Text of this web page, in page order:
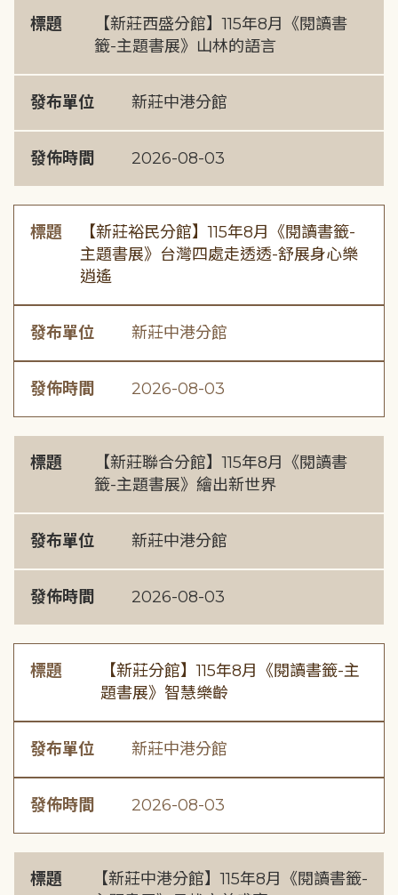
標題
【新莊西盛分館】115年8月《閱讀書
籤-主題書展》山林的語言
發布單位 新莊中港分館
發佈時間 2026-08-03
標題
【新莊裕民分館】115年8月《閱讀書籤-
主題書展》台灣四處走透透-舒展身心樂
逍遙
發布單位 新莊中港分館
發佈時間 2026-08-03
標題
【新莊聯合分館】115年8月《閱讀書
籤-主題書展》繪出新世界
發布單位 新莊中港分館
發佈時間 2026-08-03
標題
【新莊分館】115年8月《閱讀書籤-主
題書展》智慧樂齡
發布單位 新莊中港分館
發佈時間 2026-08-03
標題
【新莊中港分館】115年8月《閱讀書籤-